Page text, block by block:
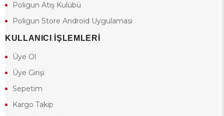
Poligun Atış Kulübü
Poligun Store Android Uygulaması
KULLANICI İŞLEMLERİ
Üye Ol
Üye Girişi
Sepetim
Kargo Takip